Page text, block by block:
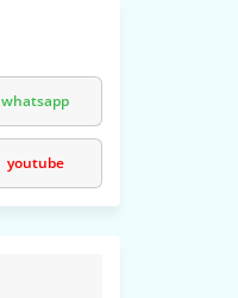
whatsapp
youtube